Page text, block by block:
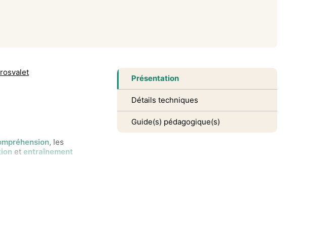
, les
et entraînement
Présentation
Détails techniques
Guide(s) pédagogique(s)